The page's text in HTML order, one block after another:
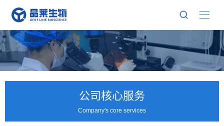
公司核心服务
Company's core services